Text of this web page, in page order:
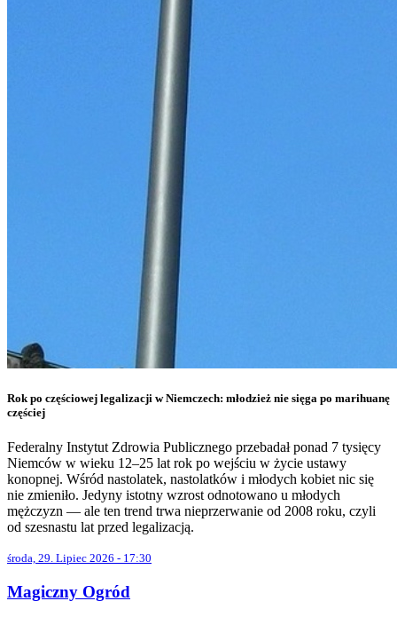
Rok po częściowej legalizacji w Niemczech: młodzież nie sięga po marihuanę
częściej
Federalny Instytut Zdrowia Publicznego przebadał ponad 7 tysięcy
Niemców w wieku 12–25 lat rok po wejściu w życie ustawy
konopnej. Wśród nastolatek, nastolatków i młodych kobiet nic się
nie zmieniło. Jedyny istotny wzrost odnotowano u młodych
mężczyzn — ale ten trend trwa nieprzerwanie od 2008 roku, czyli
od szesnastu lat przed legalizacją.
środa, 29. Lipiec 2026 - 17:30
Magiczny Ogród